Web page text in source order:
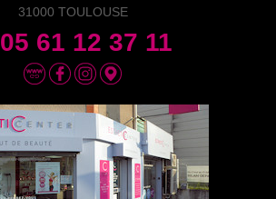
31000 TOULOUSE
05 61 12 37 11